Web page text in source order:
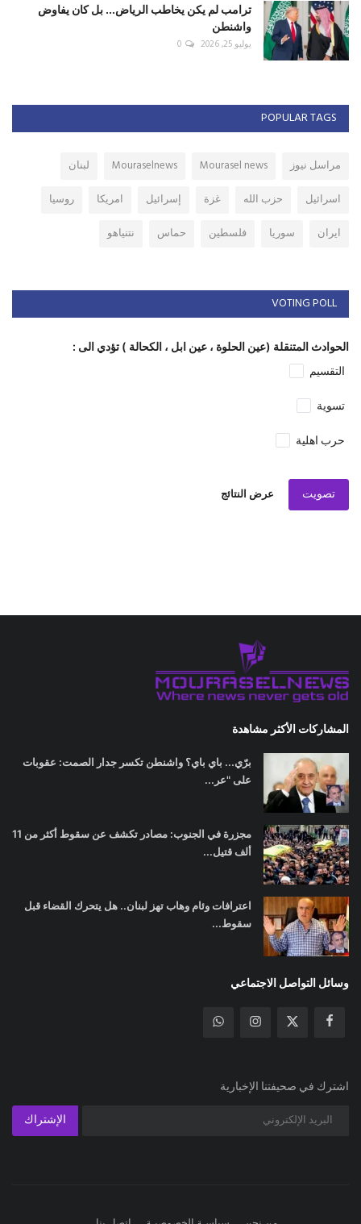
ترامب لم يكن يخاطب الرياض... بل كان يفاوض
واشنطن
يوليو 25, 2026 0
POPULAR TAGS
مراسل نيوز Mourasel news
Mouraselnews
لبنان
اسرائيل
حزب الله غزة إسرائيل امريكا
روسيا
ايران
سوريا فلسطين حماس نتنياهو
VOTING POLL
الحوادث المتنقلة (عين الحلوة ، عين ابل ، الكحالة ) تؤدي الى :
التقسيم
تسوية
حرب اهلية
تصويت عرض النتائج
المشاركات الأكثر مشاهدة
برّي... باي باي؟ واشنطن تكسر جدار الصمت: عقوبات
على "عر...
مجزرة في الجنوب: مصادر تكشف عن سقوط أكثر من 11
ألف قتيل...
اعترافات وئام وهاب تهز لبنان.. هل يتحرك القضاء قبل
سقوط...
وسائل التواصل الاجتماعي
اشترك في صحيفتنا الإخبارية
الإشتراك